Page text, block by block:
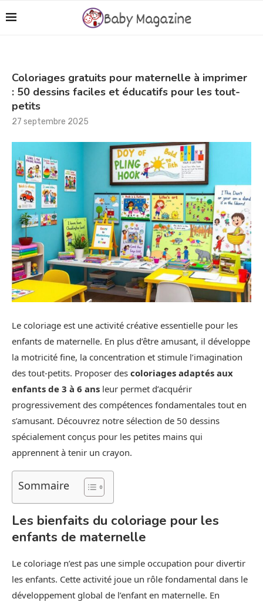
Coloriages gratuits pour maternelle à imprimer
: 50 dessins faciles et éducatifs pour les tout-
petits
27 septembre 2025
Le coloriage est une activité créative essentielle pour les
enfants de maternelle. En plus d’être amusant, il développe
la motricité fine, la concentration et stimule l’imagination
des tout-petits. Proposer des coloriages adaptés aux
enfants de 3 à 6 ans leur permet d’acquérir
progressivement des compétences fondamentales tout en
s’amusant. Découvrez notre sélection de 50 dessins
spécialement conçus pour les petites mains qui
apprennent à tenir un crayon.
Sommaire
Les bienfaits du coloriage pour les
enfants de maternelle
Le coloriage n’est pas une simple occupation pour divertir
les enfants. Cette activité joue un rôle fondamental dans le
développement global de l’enfant en maternelle. En